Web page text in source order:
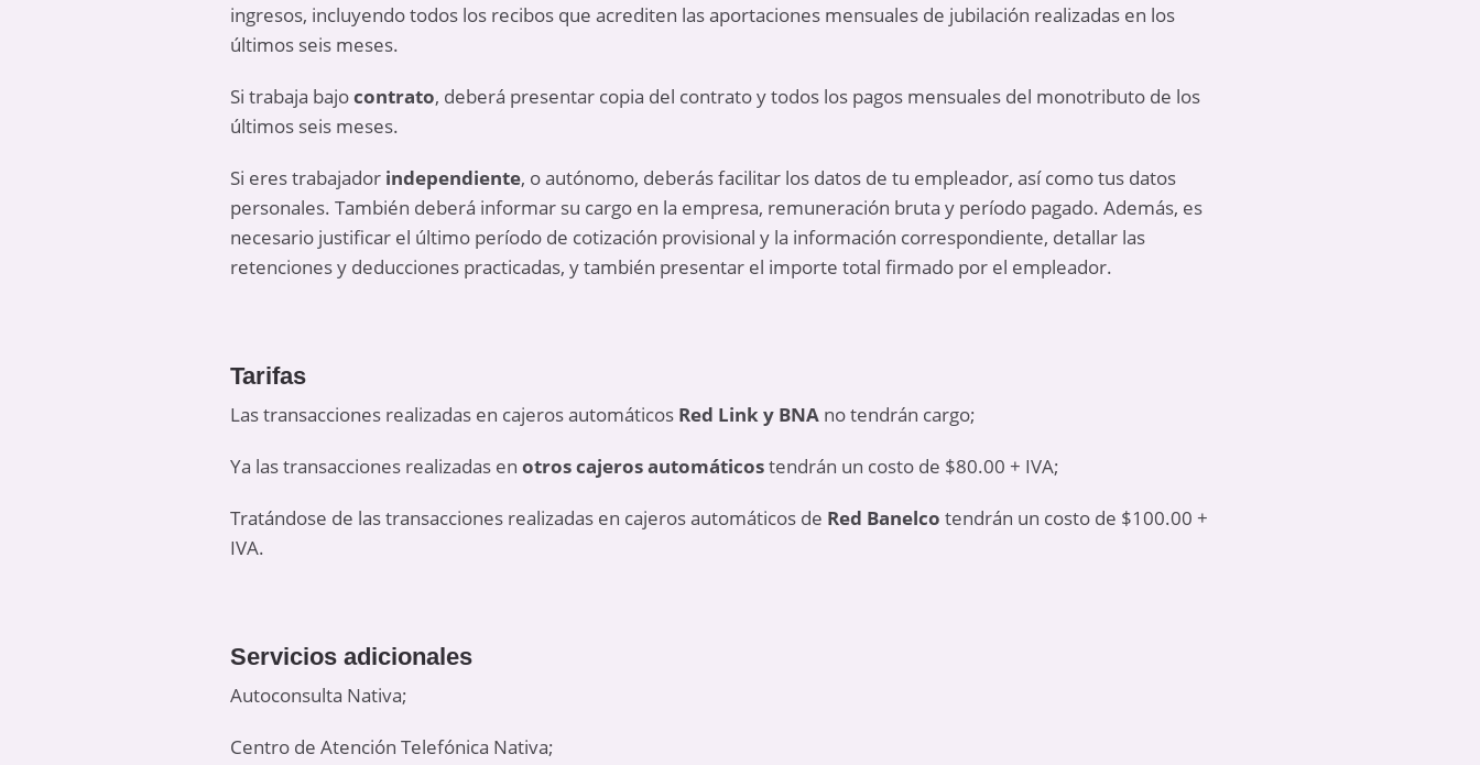
ingresos, incluyendo todos los recibos que acrediten las aportaciones mensuales de jubilación realizadas en los
últimos seis meses.
Si trabaja bajocontrato, deberá presentar copia del contrato y todos los pagos mensuales del monotributo de los
últimos seis meses.
Si eres trabajador independiente, o autónomo, deberás facilitar los datos de tu empleador, así como tus datos
personales. También deberá informar su cargo en la empresa, remuneración bruta y período pagado. Además, es
necesario justificar el último período de cotización provisional y la información correspondiente, detallar las
retenciones y deducciones practicadas, y también presentar el importe total firmado por el empleador.
Tarifas
Las transacciones realizadas en cajeros automáticos Red Link y BNA no tendrán cargo;
Ya las transacciones realizadas en otros cajeros automáticostendrán un costo de $80.00 + IVA;
Tratándose de las transacciones realizadas en cajeros automáticos de Red Banelco tendrán un costo de $100.00 +
IVA.
Servicios adicionales
Autoconsulta Nativa;
Centro de Atención Telefónica Nativa;